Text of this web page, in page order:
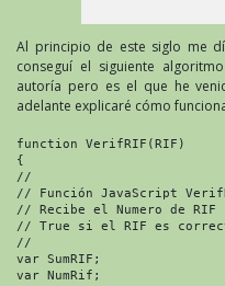
Al principio de este siglo me
conseguí el siguiente
autoría pero es el que he
adelante explicaré cómo
function VerifRIF(RIF)
{
//
// Función JavaScript
// Recibe el Numero de RIF
// True si el RIF es
//
var SumRIF;
var NumRif;